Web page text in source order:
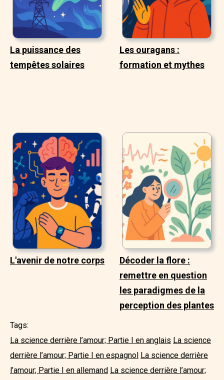
La puissance des
tempêtes solaires
Les ouragans :
formation et mythes
L'avenir de notre corps
Décoder la flore :
remettre en question
les paradigmes de la
perception des plantes
Tags:
La science derrière l’amour; Partie I en anglais La science
derrière l’amour; Partie I en espagnol La science derrière
l’amour; Partie I en allemand La science derrière l’amour;